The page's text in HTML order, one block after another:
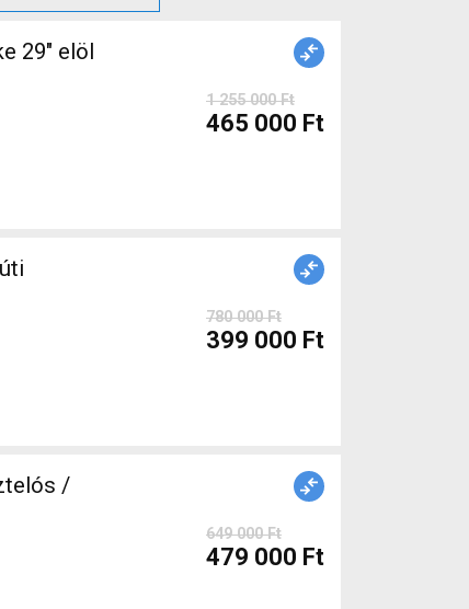
29" elöl
1 255 000 Ft
465 000 Ft
780 000 Ft
399 000 Ft
/
649 000 Ft
479 000 Ft